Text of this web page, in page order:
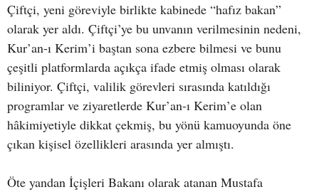
Çiftçi, yeni göreviyle birlikte kabinede “hafız bakan”
olarak yer aldı. Çiftçi’ye bu unvanın verilmesinin nedeni,
Kur’an-ı Kerim’i baştan sona ezbere bilmesi ve bunu
çeşitli platformlarda açıkça ifade etmiş olması olarak
biliniyor. Çiftçi, valilik görevleri sırasında katıldığı
programlar ve ziyaretlerde Kur’an-ı Kerim’e olan
hâkimiyetiyle dikkat çekmiş, bu yönü kamuoyunda öne
çıkan kişisel özellikleri arasında yer almıştı.
Öte yandan İçişleri Bakanı olarak atanan Mustafa